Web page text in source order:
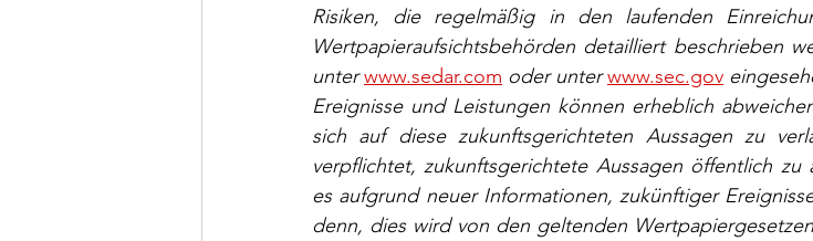
Risiken, die regelmäßig in den laufenden
Wertpapieraufsichtsbehörden detailliert beschrieben
unter www.sedar.com oder unter www.sec.gov
Ereignisse und Leistungen können erheblich
sich auf diese zukunftsgerichteten Aussagen zu
verpflichtet, zukunftsgerichtete Aussagen öffentlich
es aufgrund neuer Informationen, zukünftiger
denn, dies wird von den geltenden